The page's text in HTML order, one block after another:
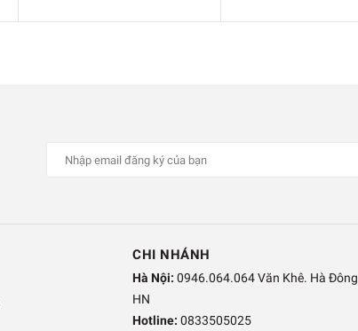
CHI NHÁNH
Hà Nội: 0946.064.064 Văn Khê. Hà Đông
HN
Hotline: 0833505025